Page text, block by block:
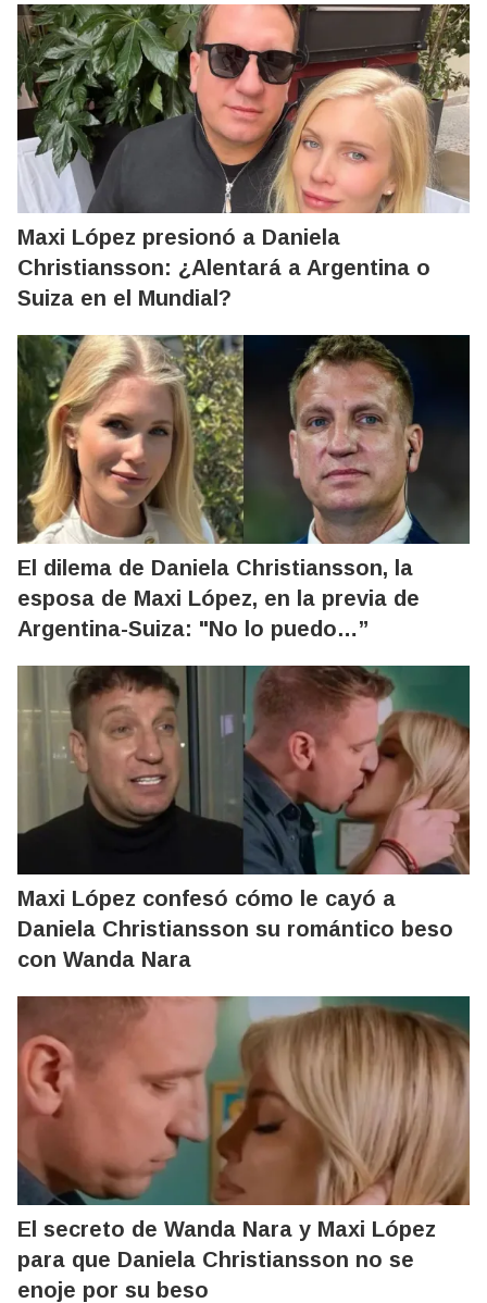
Maxi López presionó a Daniela
Christiansson: ¿Alentará a Argentina o
Suiza en el Mundial?
El dilema de Daniela Christiansson, la
esposa de Maxi López, en la previa de
Argentina-Suiza: "No lo puedo…”
Maxi López confesó cómo le cayó a
Daniela Christiansson su romántico beso
con Wanda Nara
El secreto de Wanda Nara y Maxi López
para que Daniela Christiansson no se
enoje por su beso